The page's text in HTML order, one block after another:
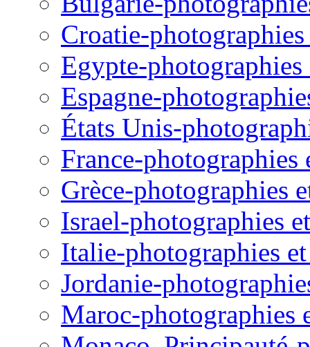
Croatie-
Egypte-photographies
Espagne-
États Unis-
France-photographies
Grèce-photographies
Israel-photographies
Italie-photographies
Jordanie-
Maroc-photographies